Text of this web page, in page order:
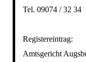
Tel. 09074 / 32 34
Registereintrag:
Amtsgericht